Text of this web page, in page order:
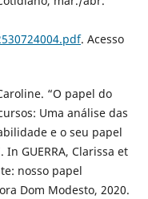
. Acesso
“O papel do
Uma análise das
e o seu papel
GUERRA, Clarissa et
nosso papel
Dom Modesto, 2020.